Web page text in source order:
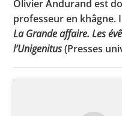
Les
Olivier Andurand est
professeur en khâgne.
La Grande affaire. Les
l’Unigenitus(Presses